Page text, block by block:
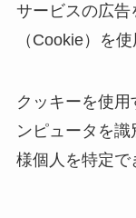
サービスの広告
（Cookie）を
クッキーを使
ンピュータを
様個人を特定で